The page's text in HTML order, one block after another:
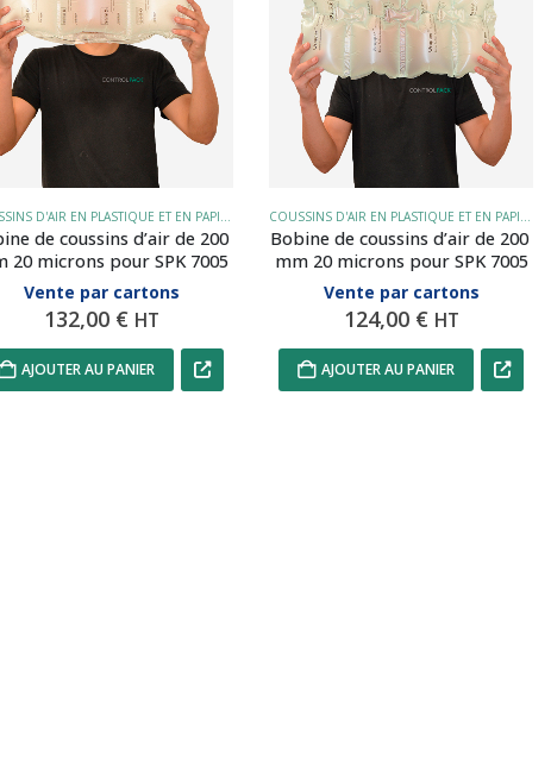
COUSSINS D'AIR EN PLASTIQUE ET EN PAPIER
de coussins d’air de 200
20 microns pour SPK 7005
Vente par cartons
132,00 € HT
AJOUTER AU PANIER
COUSSINS D'AIR EN PLASTIQUE ET EN PAPIER
Bobine de coussins d’air de 200
mm 20 microns pour SPK 7005
Vente par cartons
124,00 € HT
AJOUTER AU PANIER